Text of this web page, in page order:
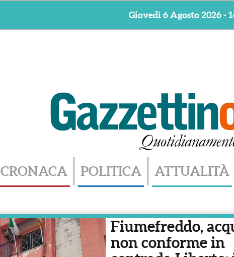
Giovedì 6 Agosto 2026 -
CRONACA POLITICA ATTUALITÀ
Fiumefreddo,
non conforme in